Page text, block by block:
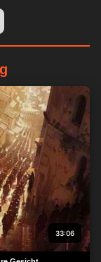
33:06